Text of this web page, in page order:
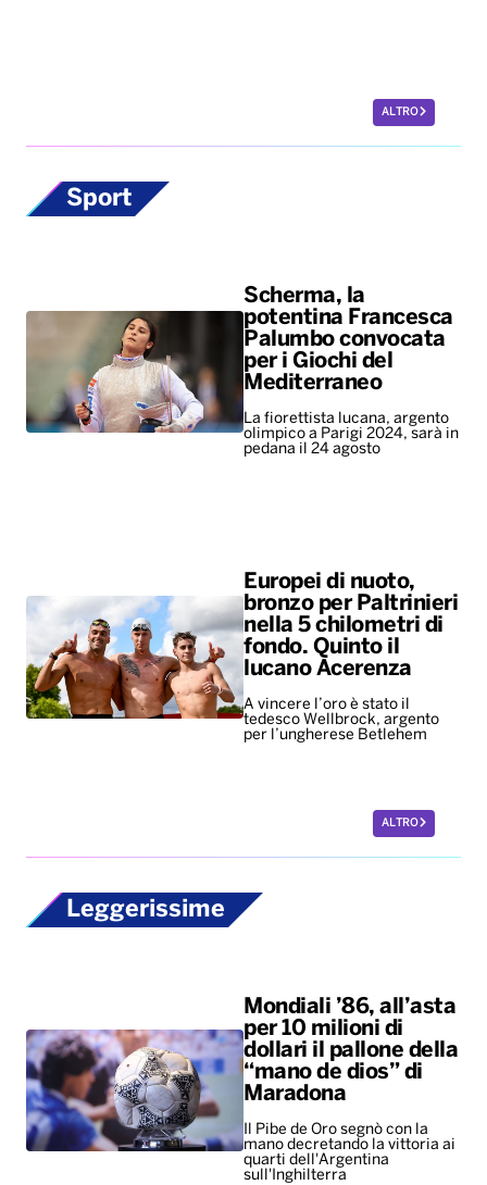
ALTRO
Sport
Scherma, la
potentina Francesca
Palumbo convocata
per i Giochi del
Mediterraneo
La fiorettista lucana, argento
olimpico a Parigi 2024, sarà in
pedana il 24 agosto
Europei di nuoto,
bronzo per Paltrinieri
nella 5 chilometri di
fondo. Quinto il
lucano Acerenza
A vincere l’oro è stato il
tedesco Wellbrock, argento
per l’ungherese Betlehem
ALTRO
Leggerissime
Mondiali ’86, all’asta
per 10 milioni di
dollari il pallone della
“mano de dios” di
Maradona
Il Pibe de Oro segnò con la
mano decretando la vittoria ai
quarti dell'Argentina
sull'Inghilterra